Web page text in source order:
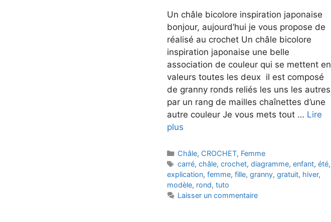
Un châle bicolore inspiration japonaise
bonjour, aujourd’hui je vous propose de
réalisé au crochet Un châle bicolore
inspiration japonaise une belle
association de couleur qui se mettent en
valeurs toutes les deux il est composé
de granny ronds reliés les uns les autres
par un rang de mailles chaînettes d’une
autre couleur Je vous mets tout … Lire
plus
Catégories
Châle, CROCHET, Femme
Étiquettes
carré,châle,crochet,diagramme,enfant,été,
explication, femme, fille, granny, gratuit, hiver,
modèle, rond, tuto
Laisser un commentaire